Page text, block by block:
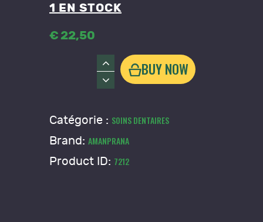
1 EN STOCK
€ 22,50
Auris
Amanprana
BUY NOW
Catégorie : SOINS DENTAIRES
Brand: AMANPRANA
Product ID: 7212